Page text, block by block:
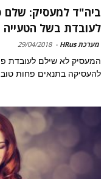
לעובדת בשל הטעייה
מערכת HRus -
29/04/2018
המעסיק לא שילם לעובדת
להעסיקה בתנאים פחות